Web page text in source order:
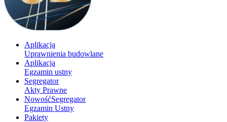
Aplikacja
Uprawnienia budowlane
Aplikacja
Egzamin ustny
Segregator
Akty Prawne
NowośćSegregator
Egzamin Ustny
Pakiety